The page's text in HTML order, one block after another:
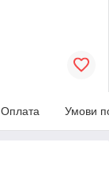
Оплата Умови